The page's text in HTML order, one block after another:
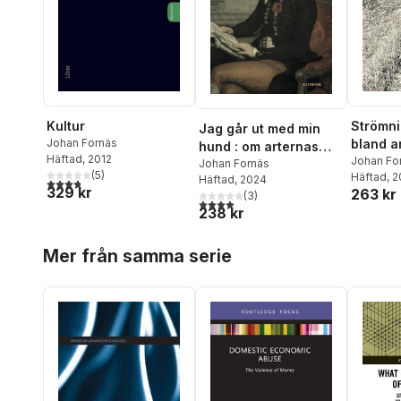
Kultur
Johan Fornäs
Häftad, 2012
3,8utav 5 stjärnor. Totalt antal röster:
(5)
329 kr
Jag går ut med min
hund : om arternas
vänskap
Johan Fornäs
Häftad, 2024
4,0utav 5 stjärnor. Totalt antal röster:
(3)
238 kr
bland
Johan
Häftad,
263 kr
Mer från samma serie